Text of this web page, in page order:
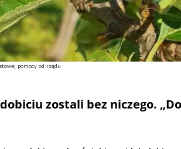
pomocy od rządu
zostali bez niczego.